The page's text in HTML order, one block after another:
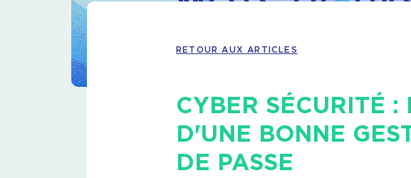
RETOUR AUX ARTICLES
CYBER SÉCURITÉ
D'UNE BONNE
DE PASSE